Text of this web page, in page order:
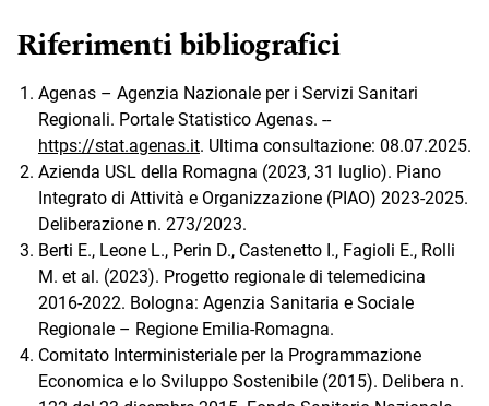
Riferimenti bibliografici
Agenas – Agenzia Nazionale per i Servizi Sanitari
Regionali. Portale Statistico Agenas. --
https://stat.agenas.it. Ultima consultazione: 08.07.2025.
Azienda USL della Romagna (2023, 31 luglio). Piano
Integrato di Attività e Organizzazione (PIAO) 2023-2025.
Deliberazione n. 273/2023.
Berti E., Leone L., Perin D., Castenetto I., Fagioli E., Rolli
M. et al. (2023). Progetto regionale di telemedicina
2016-2022. Bologna: Agenzia Sanitaria e Sociale
Regionale – Regione Emilia-Romagna.
Comitato Interministeriale per la Programmazione
Economica e lo Sviluppo Sostenibile (2015). Delibera n.